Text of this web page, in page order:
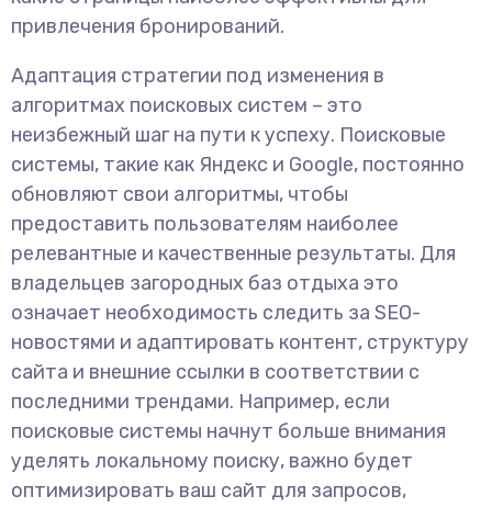
привлечения бронирований.
Адаптация стратегии под изменения в
алгоритмах поисковых систем – это
неизбежный шаг на пути к успеху. Поисковые
системы, такие как Яндекс и Google, постоянно
обновляют свои алгоритмы, чтобы
предоставить пользователям наиболее
релевантные и качественные результаты. Для
владельцев загородных баз отдыха это
означает необходимость следить за SEO-
новостями и адаптировать контент, структуру
сайта и внешние ссылки в соответствии с
последними трендами. Например, если
поисковые системы начнут больше внимания
уделять локальному поиску, важно будет
оптимизировать ваш сайт для запросов,